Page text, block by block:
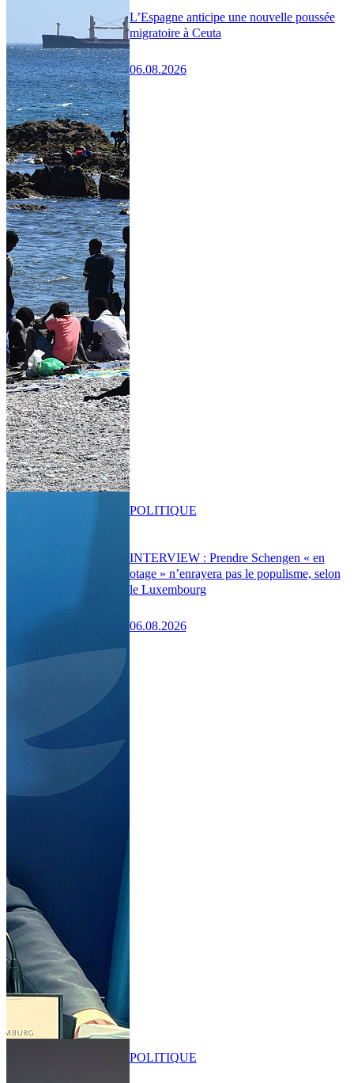
L’Espagne anticipe une nouvelle poussée
migratoire à Ceuta
06.08.2026
INTERVIEW : Prendre Schengen « en
otage » n’enrayera pas le populisme, selon
le Luxembourg
06.08.2026
POLITIQUE
POLITIQUE